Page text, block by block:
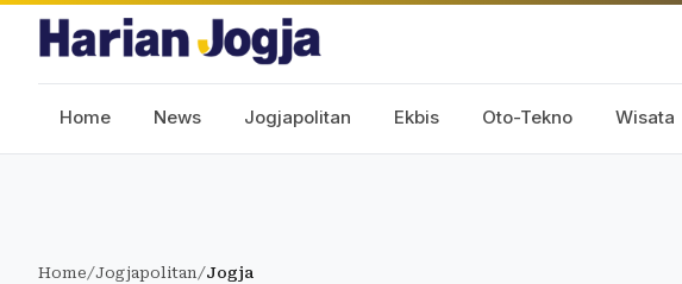
Home News Jogjapolitan Ekbis Oto-Tekno Wisata
Home/Jogjapolitan/Jogja